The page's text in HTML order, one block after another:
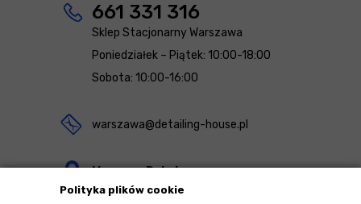
Polityka plików cookie
661 331 316
Sklep Stacjonarny Warszawa
Poniedziałek – Piątek: 10:00-18:00
Sobota: 10:00-16:00
warszawa@detailing-house.pl
Magazyn Rekcin
Nomos Sp. z o.o. sp.k.